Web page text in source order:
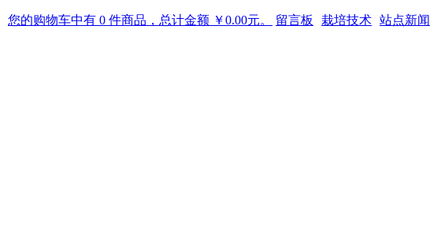
您的购物车中有 0 件商品，总计金额 ￥0.00元。 留言板 栽培技术 站点新闻